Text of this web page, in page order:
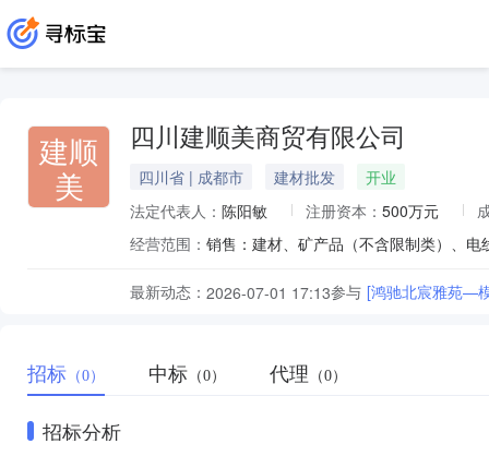
建顺
美
四川建顺美商贸有限公司
四川省 | 成都市 建材批发
开业
法定代表人： 陈阳敏 注册资本： 500万元
经营范围：
最新动态： 2026-07-01 17:13参与 [鸿驰北宸雅苑—
招标 （0） 中标 （0） 代理 （0）
招标分析